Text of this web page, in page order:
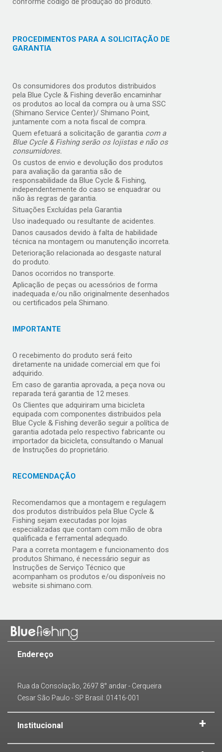
PROCEDIMENTOS PARA A SOLICITAÇÃO DE
GARANTIA
Os consumidores dos produtos distribuidos
pela Blue Cycle & Fishing deverão encaminhar
os produtos ao local da compra ou à uma SSC
(Shimano Service Center)/ Shimano Point,
juntamente com a nota fiscal de compra.
Quem efetuará a solicitação de garantia com a
Blue Cycle & Fishing serão os lojistas e não os
consumidores.
Os custos de envio e devolução dos produtos
para avaliação da garantia são de
responsabilidade da Blue Cycle & Fishing,
independentemente do caso se enquadrar ou
não às regras de garantia.
Situações Excluídas pela Garantia
Uso inadequado ou resultante de acidentes.
Danos causados devido à falta de habilidade
técnica na montagem ou manutenção incorreta.
Deterioração relacionada ao desgaste natural
do produto.
Danos ocorridos no transporte.
Aplicação de peças ou acessórios de forma
inadequada e/ou não originalmente desenhados
ou certificados pela Shimano.
IMPORTANTE
O recebimento do produto será feito
diretamente na unidade comercial em que foi
adquirido.
Em caso de garantia aprovada, a peça nova ou
reparada terá garantia de 12 meses.
Os Clientes que adquiriram uma bicicleta
equipada com componentes distribuidos pela
Blue Cycle & Fishing deverão seguir a política de
garantia adotada pelo respectivo fabricante ou
importador da bicicleta, consultando o Manual
de Instruções do proprietário.
RECOMENDAÇÃO
Recomendamos que a montagem e regulagem
dos produtos distribuídos pela Blue Cycle &
Fishing sejam executadas por lojas
especializadas que contam com mão de obra
qualificada e ferramental adequado.
Para a correta montagem e funcionamento dos
produtos Shimano, é necessário seguir as
Instruções de Serviço Técnico que
acompanham os produtos e/ou disponíveis no
website si.shimano.com.
Endereço
Rua da Consolação, 2697 8° andar - Cerqueira
Cesar São Paulo - SP Brasil: 01416-001
Institucional